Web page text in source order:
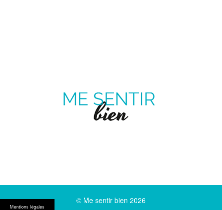
Mentions légales
© Me sentir bien 2026